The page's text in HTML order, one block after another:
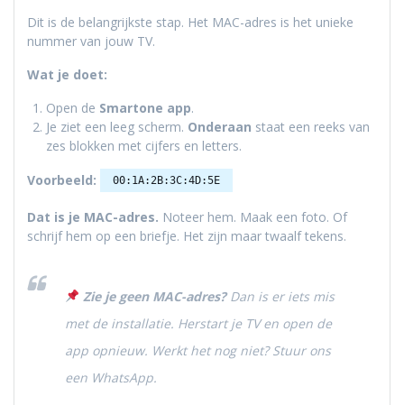
Dit is de belangrijkste stap. Het MAC-adres is het unieke
nummer van jouw TV.
Wat je doet:
Open de Smartone app.
Je ziet een leeg scherm. Onderaan staat een reeks van
zes blokken met cijfers en letters.
Voorbeeld:
00:1A:2B:3C:4D:5E
Dat is je MAC-adres. Noteer hem. Maak een foto. Of
schrijf hem op een briefje. Het zijn maar twaalf tekens.
Zie je geen MAC-adres?Dan is er iets mis
met de installatie. Herstart je TV en open de
app opnieuw. Werkt het nog niet? Stuur ons
een WhatsApp.